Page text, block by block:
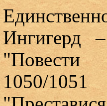
Ингигерд
1050/